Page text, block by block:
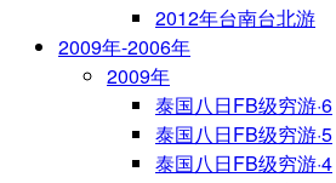
2012年台南台北游
2009年-2006年
2009年
泰国八日FB级穷游·6
泰国八日FB级穷游·5
泰国八日FB级穷游·4